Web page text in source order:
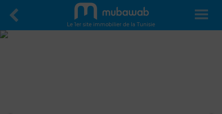
Le 1er site immobilier de la Tunisie